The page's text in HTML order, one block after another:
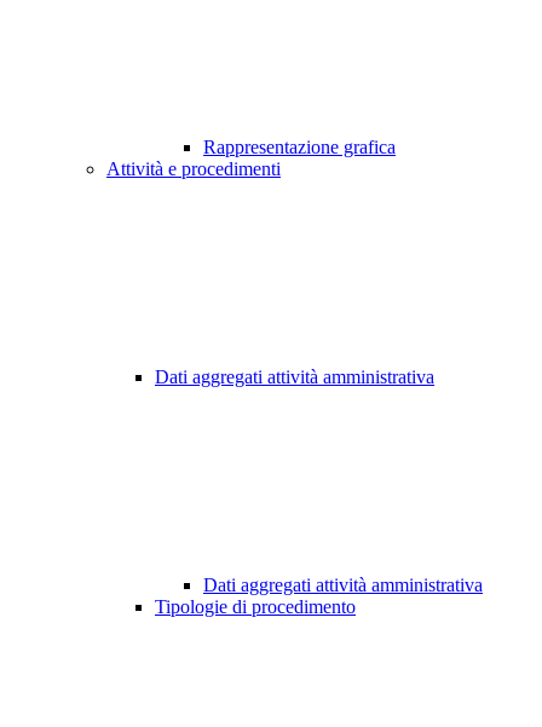
Rappresentazione grafica
Attività e procedimenti
Dati aggregati attività amministrativa
Dati aggregati attività amministrativa
Tipologie di procedimento